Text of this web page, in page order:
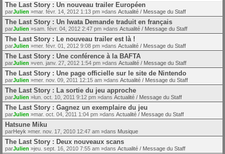
The Last Story : Un nouveau trailer Européen
parJulien »mar. févr. 14, 2012 1:13 pm »dans Actualité / Message du Staff
The Last Story : Un Iwata Demande traduit en français
parJulien »sam. févr. 04, 2012 2:47 pm »dans Actualité / Message du Staff
The Last Story : Le nouveau trailer est là !
parJulien »mer. févr. 01, 2012 9:08 pm »dans Actualité / Message du Staff
The Last Story : Une conférence à la BAFTA
parJulien »ven. janv. 27, 2012 1:54 pm »dans Actualité / Message du Staff
The Last Story : Une page officielle sur le site de Nintendo
parJulien »mer. nov. 09, 2011 12:15 am »dans Actualité / Message du Staff
The Last Story : La sortie du jeu approche
parJulien »lun. oct. 10, 2011 9:12 pm »dans Actualité / Message du Staff
The Last Story : Gagnez un exemplaire du jeu
parJulien »mar. oct. 04, 2011 1:04 pm »dans Actualité / Message du Staff
Hatsune Miku
parHeyk »mer. nov. 17, 2010 12:47 am »dans Musique
The Last Story : Deux nouveaux scans
parJulien »jeu. sept. 16, 2010 7:55 am »dans Actualité / Message du Staff